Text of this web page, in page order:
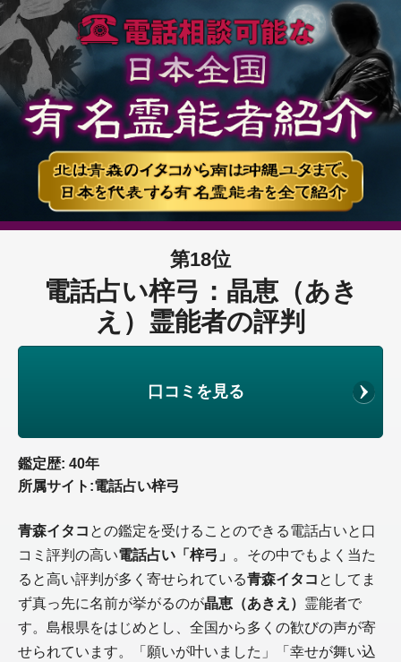
第18位
電話占い梓弓：晶恵（あき
え）霊能者の評判
口コミを見る
鑑定歴: 40年
所属サイト:電話占い梓弓
青森イタコ との鑑定を受けることのできる電話占いと口
コミ評判の高い電話占い「梓弓」 。その中でもよく当た
ると高い評判が多く寄せられている青森イタコ としてま
ず真っ先に名前が挙がるのが晶恵（あきえ） 霊能者で
す。島根県をはじめとし、全国から多くの歓びの声が寄
せられています。「願いが叶いました」「幸せが舞い込